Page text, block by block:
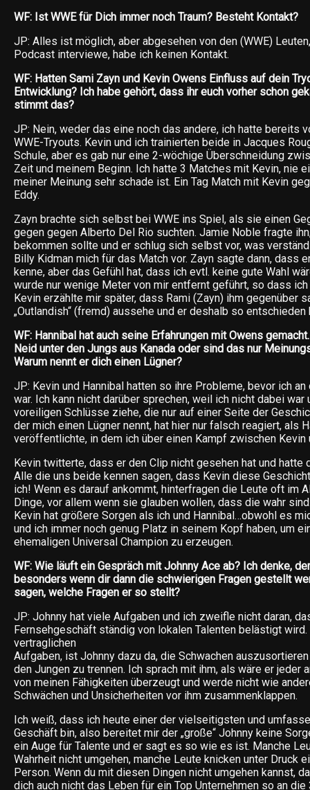
WF: Ist WWE für Dich immer noch Traum? Besteht Kontakt?
JP: Alles ist möglich, aber abgesehen von den (WWE)
Podcast interviewe, habe ich keinen Kontakt.
WF: Hatten Sami Zayn und Kevin Owens Einfluss auf dein
Entwicklung? Ich habe gehört, dass ihr euch vorher schon
stimmt das?
JP: Nein, weder das eine noch das andere, ich hatte bereits
WWE-Tryouts. Kevin und ich trainierten beide in Jacques
Schule, aber es gab nur eine 2-wöchige Überschneidung
Zeit und meinem Beginn. Ich hatte 3 Matches mit Kevin, nie
meiner Meinung sehr schade ist. Ein Tag Match mit Kevin
Eddy.
Zayn brachte sich selbst bei WWE ins Spiel, als sie einen
gegen gegen Alberto Del Rio suchten. Jamie Noble fragte
bekommen sollte und er schlug sich selbst vor, was
Billy Kidman mich für das Match vor. Zayn sagte dann, dass
kenne, aber das Gefühl hat, dass ich evtl. keine gute Wahl
wurde nur wenige Meter von mir entfernt geführt, so dass
Kevin erzählte mir später, dass Rami (Zayn) ihm gegenüber
„Outlandish“ (fremd) aussehe und er deshalb so entschieden
WF: Hannibal hat auch seine Erfahrungen mit Owens
Neid unter den Jungs aus Kanada oder sind das nur
Warum nennt er dich einen Lügner?
JP: Kevin und Hannibal hatten so ihre Probleme, bevor ich an
war. Ich kann nicht darüber sprechen, weil ich nicht dabei war
voreiligen Schlüsse ziehe, die nur auf einer Seite der
der mich einen Lügner nennt, hat hier nur falsch reagiert, als
veröffentlichte, in dem ich über einen Kampf zwischen Kevin
Kevin twitterte, dass er den Clip nicht gesehen hat und hatte
Alle die uns beide kennen sagen, dass Kevin diese
ich! Wenn es darauf ankommt, hinterfragen die Leute oft im
Dinge, vor allem wenn sie glauben wollen, dass die wahr
Kevin hat größere Sorgen als ich und Hannibal…obwohl es
und ich immer noch genug Platz in seinem Kopf haben, um
ehemaligen Universal Champion zu erzeugen.
WF: Wie läuft ein Gespräch mit Johnny Ace ab? Ich denke,
besonders wenn dir dann die schwierigen Fragen gestellt
sagen, welche Fragen er so stellt?
JP: Johnny hat viele Aufgaben und ich zweifle nicht daran,
Fernsehgeschäft ständig von lokalen Talenten belästigt
vertraglichen
Aufgaben, ist Johnny dazu da, die Schwachen
den Jungen zu trennen. Ich sprach mit ihm, als wäre er jeder
von meinen Fähigkeiten überzeugt und werde nicht wie
Schwächen und Unsicherheiten vor ihm zusammenklappen.
Ich weiß, dass ich heute einer der vielseitigsten und
Geschäft bin, also bereitet mir der „große“ Johnny keine
ein Auge für Talente und er sagt es so wie es ist. Manche
Wahrheit nicht umgehen, manche Leute knicken unter Druck
Person. Wenn du mit diesen Dingen nicht umgehen kannst,
dich auch nicht das Leben für ein Top Unternehmen so an